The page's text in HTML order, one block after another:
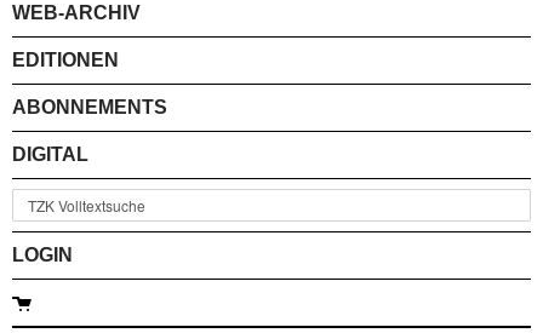
WEB-ARCHIV
EDITIONEN
ABONNEMENTS
DIGITAL
LOGIN